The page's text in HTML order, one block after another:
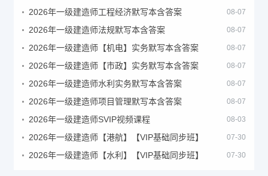
2026年一级建造师工程经济默写本含答案 08-07
2026年一级建造师法规默写本含答案 08-07
2026年一级建造师【机电】实务默写本含答案 08-07
2026年一级建造师【市政】实务默写本含答案 08-07
2026年一级建造师水利实务默写本含答案 08-07
2026年一级建造师项目管理默写本含答案 08-07
2026年一级建造师SVIP视频课程 08-03
2026年一级建造师【港航】【VIP基础同步班】 07-30
2026年一级建造师【水利】【VIP基础同步班】 07-30